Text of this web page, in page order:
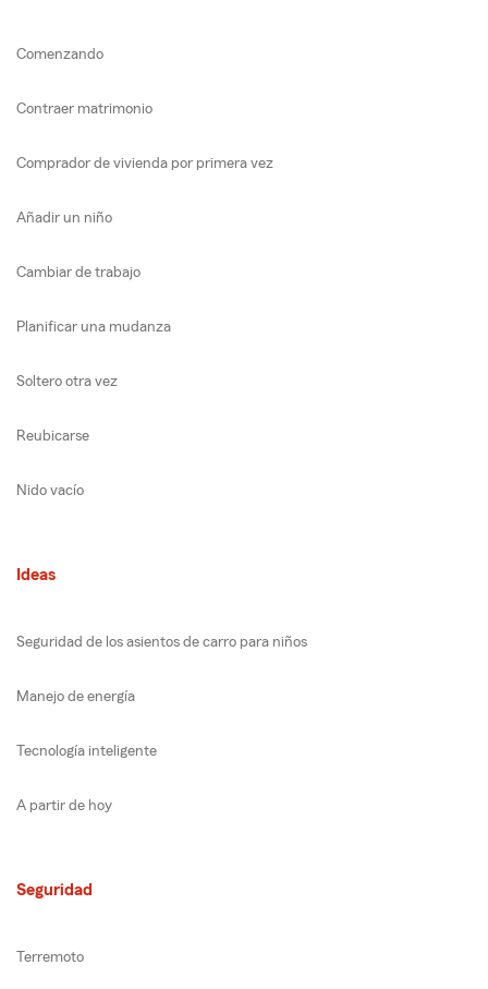
Comenzando
Contraer matrimonio
Comprador de vivienda por primera vez
Añadir un niño
Cambiar de trabajo
Planificar una mudanza
Soltero otra vez
Reubicarse
Nido vacío
Ideas
Seguridad de los asientos de carro para niños
Manejo de energía
Tecnología inteligente
A partir de hoy
Seguridad
Terremoto